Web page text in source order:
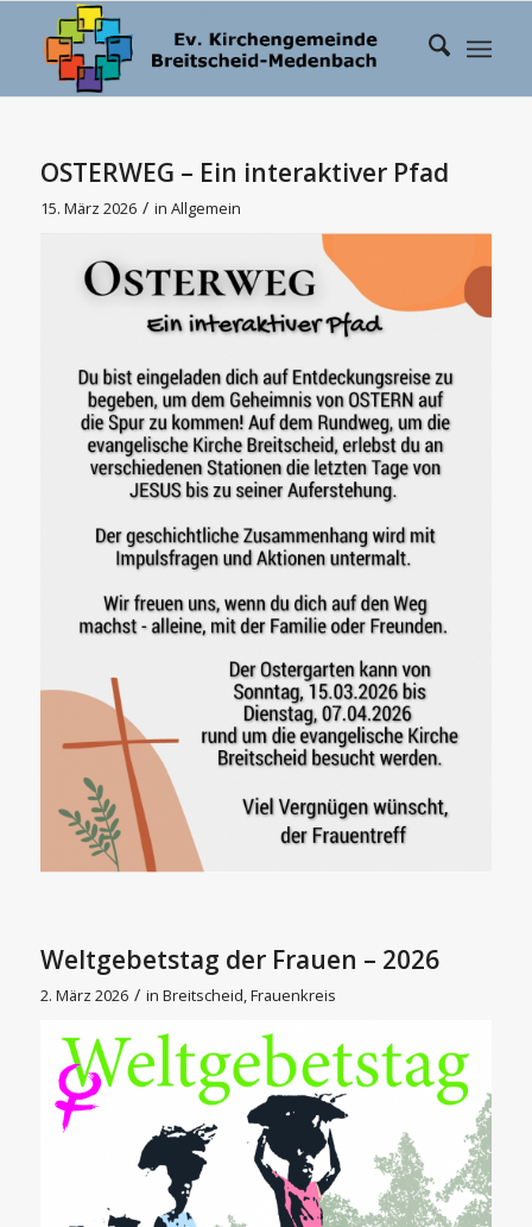
OSTERWEG – Ein interaktiver Pfad
15. März 2026 / in Allgemein
Weltgebetstag der Frauen – 2026
2. März 2026 / in Breitscheid,Frauenkreis